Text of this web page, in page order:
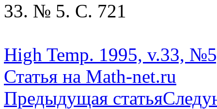
33. № 5. С. 721
High Temp. 1995, v.33,
Статья на Math-net.ru
Предыдущая статья